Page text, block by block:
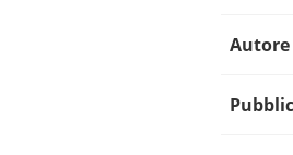
Autore